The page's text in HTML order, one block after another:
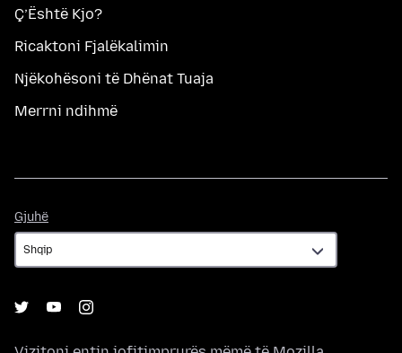
Ç’Është Kjo?
Ricaktoni Fjalëkalimin
Njëkohësoni të Dhënat Tuaja
Merrni ndihmë
Gjuhë